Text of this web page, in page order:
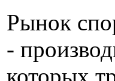
Рынок
-